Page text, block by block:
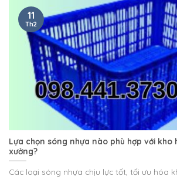
Lựa chọn sóng nhựa nào phù hợp với kho
xưởng?
Các loại sóng nhựa chịu lực tốt, tối ưu hóa
11
Th2